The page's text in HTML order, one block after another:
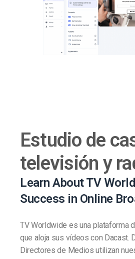
Estudio de
televisión y
Learn About TV
Success in Online
TV Worldwide es una plataforma
que aloja sus vídeos con Dacast.
Directores de Medios utilizan